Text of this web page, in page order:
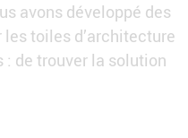
avons développé des
toiles d’architecture
de trouver la solution